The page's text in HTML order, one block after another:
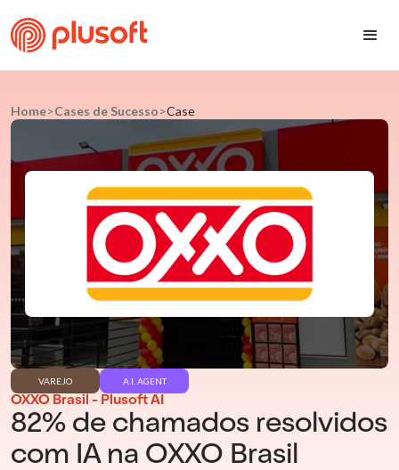
Home>Cases de Sucesso>Case
VAREJO A.I. AGENT
OXXO Brasil - Plusoft AI
82% de chamados resolvidos
com IA na OXXO Brasil